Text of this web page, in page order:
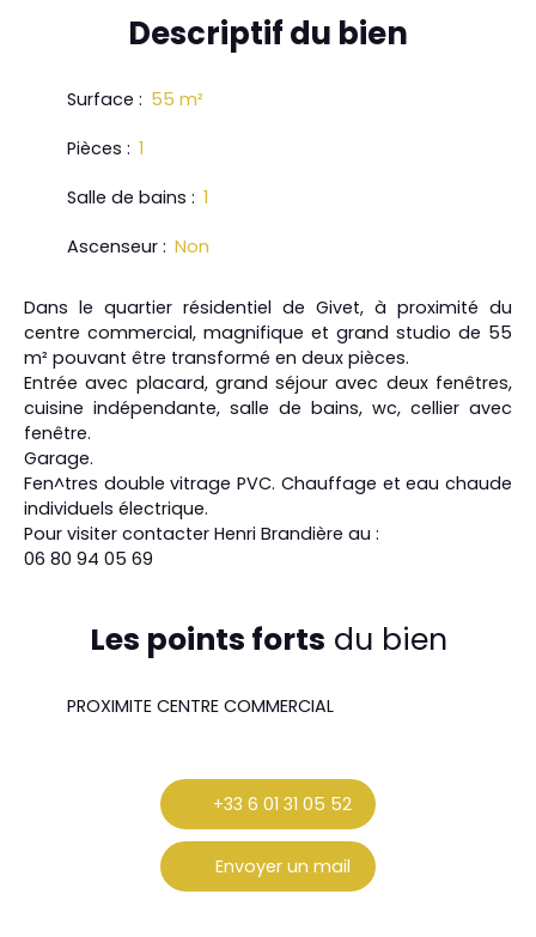
Descriptifdu bien
Surface : 55 m²
Pièces : 1
Salle de bains : 1
Ascenseur : Non
Dans le quartier résidentiel de Givet, à proximité du
centre commercial, magnifique et grand studio de 55
m² pouvant être transformé en deux pièces.
Entrée avec placard, grand séjour avec deux fenêtres,
cuisine indépendante, salle de bains, wc, cellier avec
fenêtre.
Garage.
Fen^tres double vitrage PVC. Chauffage et eau chaude
individuels électrique.
Pour visiter contacter Henri Brandière au :
06 80 94 05 69
Les points forts du bien
PROXIMITE CENTRE COMMERCIAL
+33 6 01 31 05 52
Envoyer un mail